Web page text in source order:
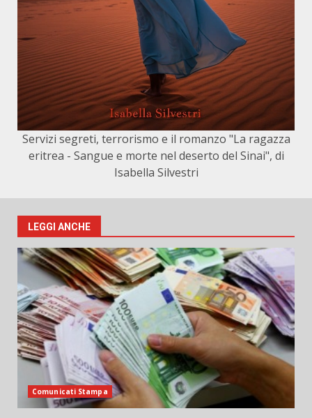
Servizi segreti, terrorismo e il romanzo "La ragazza
eritrea - Sangue e morte nel deserto del Sinai", di
Isabella Silvestri
LEGGI ANCHE
Comunicati Stampa